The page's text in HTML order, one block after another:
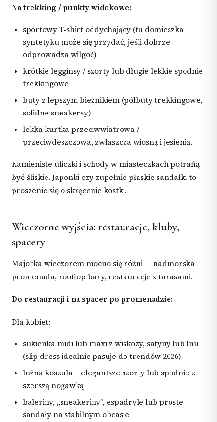
Na trekking / punkty widokowe:
sportowy T‑shirt oddychający (tu domieszka
syntetyku może się przydać, jeśli dobrze
odprowadza wilgoć)
krótkie legginsy / szorty lub długie lekkie spodnie
trekkingowe
buty z lepszym bieżnikiem (półbuty trekkingowe,
solidne sneakersy)
lekka kurtka przeciwwiatrowa /
przeciwdeszczowa, zwłaszcza wiosną i jesienią.
Kamieniste uliczki i schody w miasteczkach potrafią
być śliskie. Japonki czy zupełnie płaskie sandałki to
proszenie się o skręcenie kostki.
Wieczorne wyjścia: restauracje, kluby,
spacery
Majorka wieczorem mocno się różni — nadmorska
promenada, rooftop bary, restauracje z tarasami.
Do restauracji i na spacer po promenadzie:
Dla kobiet:
sukienka midi lub maxi z wiskozy, satyny lub lnu
(slip dress idealnie pasuje do trendów 2026)
luźna koszula + elegantsze szorty lub spodnie z
szerszą nogawką
baleriny, „sneakeriny”, espadryle lub proste
sandały na stabilnym obcasie